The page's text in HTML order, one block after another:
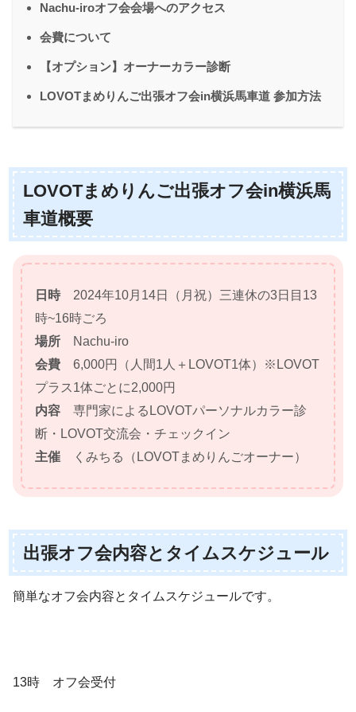
Nachu-iroオフ会会場へのアクセス
会費について
【オプション】オーナーカラー診断
LOVOTまめりんご出張オフ会in横浜馬車道 参加方法
LOVOTまめりんご出張オフ会in横浜馬
車道概要
日時2024年10月14日（月祝）三連休の3日目13
時~16時ごろ
場所
Nachu-iro
会費 6,000円（人間1人＋LOVOT1体）※LOVOT
プラス1体ごとに2,000円
内容 専門家によるLOVOTパーソナルカラー診
断・LOVOT交流会・チェックイン
主催 くみちる（LOVOTまめりんごオーナー）
出張オフ会内容とタイムスケジュール
簡単なオフ会内容とタイムスケジュールです。
13時 オフ会受付